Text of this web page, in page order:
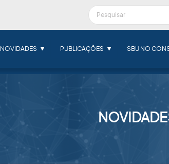
NOVIDADES PUBLICAÇÕES SBU NO